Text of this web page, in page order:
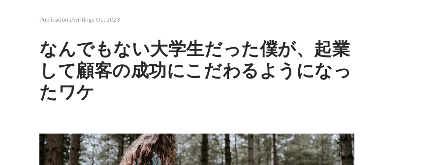
Publications/writings Oct 2023
なんでもない大学生だった僕が、起業
して顧客の成功にこだわるようになっ
たワケ